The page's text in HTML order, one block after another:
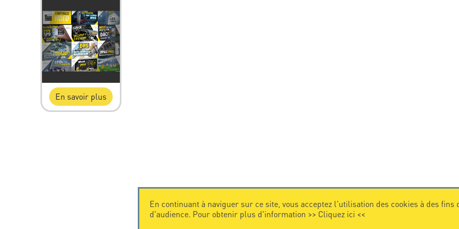
En savoir plus
En continuant à naviguer sur ce site, vous acceptez l'utilisation des cookies à des fins
d'audience. Pour obtenir plus d'information >> Cliquez ici <<